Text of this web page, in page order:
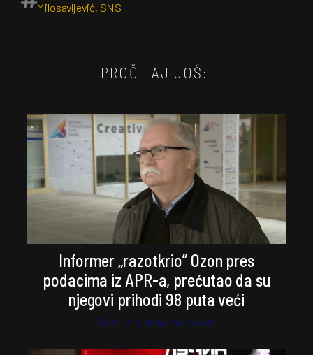
Milosavljević, SNS
PROČITAJ JOŠ:
Informer „razotkrio” Ozon pres
podacima iz APR-a, prećutao da su
njegovi prihodi 98 puta veći
Stefan Kosanović